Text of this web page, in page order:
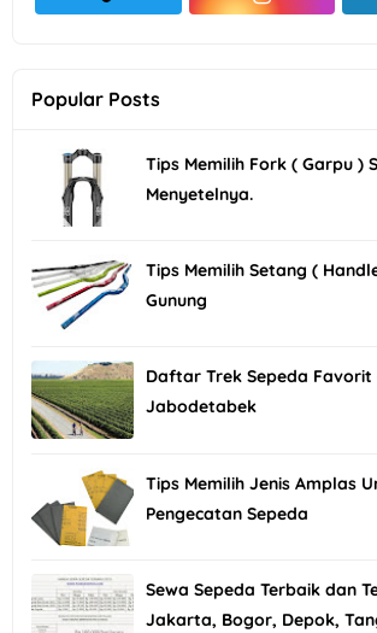
Popular Posts
Tips Memilih Fork ( Garpu )
Menyetelnya.
Tips Memilih Setang (
Gunung
Daftar Trek Sepeda Favorit
Jabodetabek
Tips Memilih Jenis Amplas
Pengecatan Sepeda
Sewa Sepeda Terbaik dan
Jakarta, Bogor, Depok,